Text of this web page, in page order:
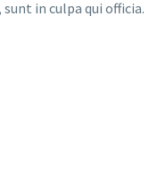
in culpa qui officia.